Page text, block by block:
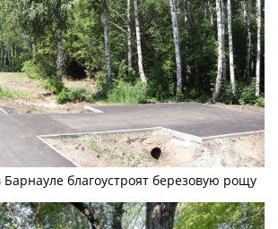
благоустроят березовую рощу